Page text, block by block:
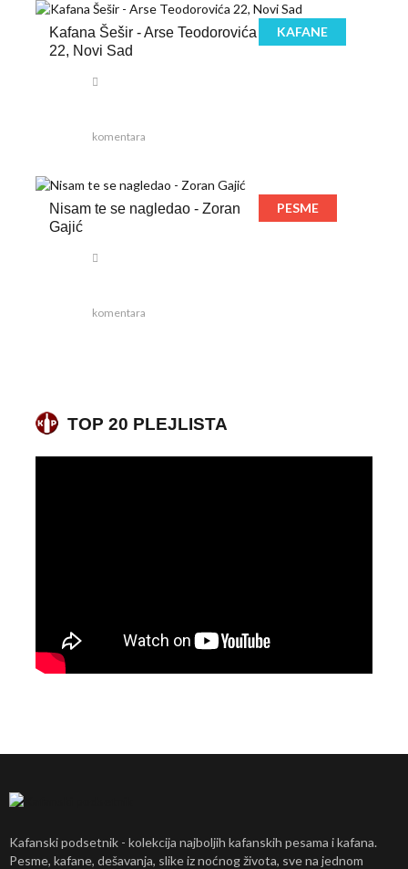
Kafana Šešir - Arse Teodorovića
22, Novi Sad
KAFANE
komentara
Nisam te se nagledao - Zoran
Gajić
PESME
komentara
TOP 20 PLEJLISTA
Kafanski podsetnik - kolekcija najboljih kafanskih pesama i kafana.
Pesme, kafane, dešavanja, slike iz noćnog života, sve na jednom